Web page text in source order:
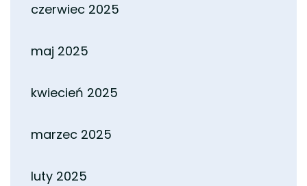
czerwiec 2025
maj 2025
kwiecień 2025
marzec 2025
luty 2025